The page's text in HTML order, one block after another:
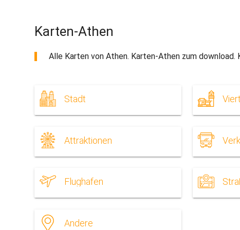
Karten-Athen
Alle Karten von Athen. Karten-Athen zum download.
Stadt
Attraktionen
Flughafen
Andere